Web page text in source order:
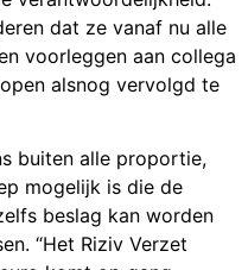
dat ze vanaf nu alle
voorleggen aan collega
alsnog vervolgd te
buiten alle proportie,
mogelijk is die de
beslag kan worden
“Het Riziv Verzet